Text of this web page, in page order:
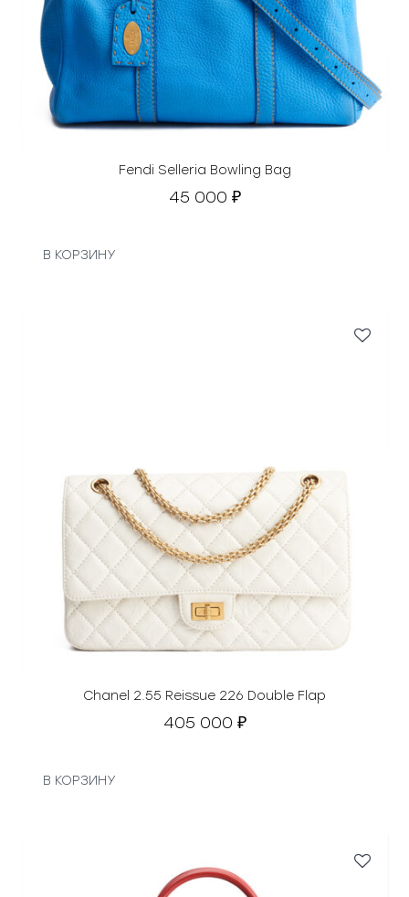
Fendi Selleria Bowling Bag
45 000 ₽
В КОРЗИНУ
Chanel 2.55 Reissue 226 Double Flap
405 000 ₽
В КОРЗИНУ